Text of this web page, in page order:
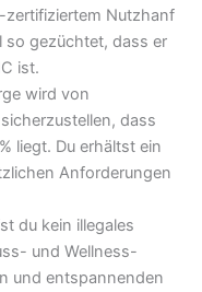
zertifiziertem Nutzhanf
so gezüchtet, dass er
ist.
wird von
dass
liegt. Du erhältst ein
Anforderungen
du kein illegales
und Wellness-
und entspannenden